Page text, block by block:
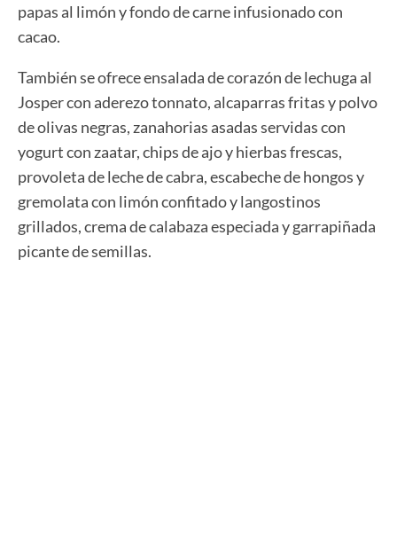
papas al limón y fondo de carne infusionado con
cacao.
También se ofrece ensalada de corazón de lechuga al
Josper con aderezo tonnato, alcaparras fritas y polvo
de olivas negras, zanahorias asadas servidas con
yogurt con zaatar, chips de ajo y hierbas frescas,
provoleta de leche de cabra, escabeche de hongos y
gremolata con limón confitado y langostinos
grillados, crema de calabaza especiada y garrapiñada
picante de semillas.